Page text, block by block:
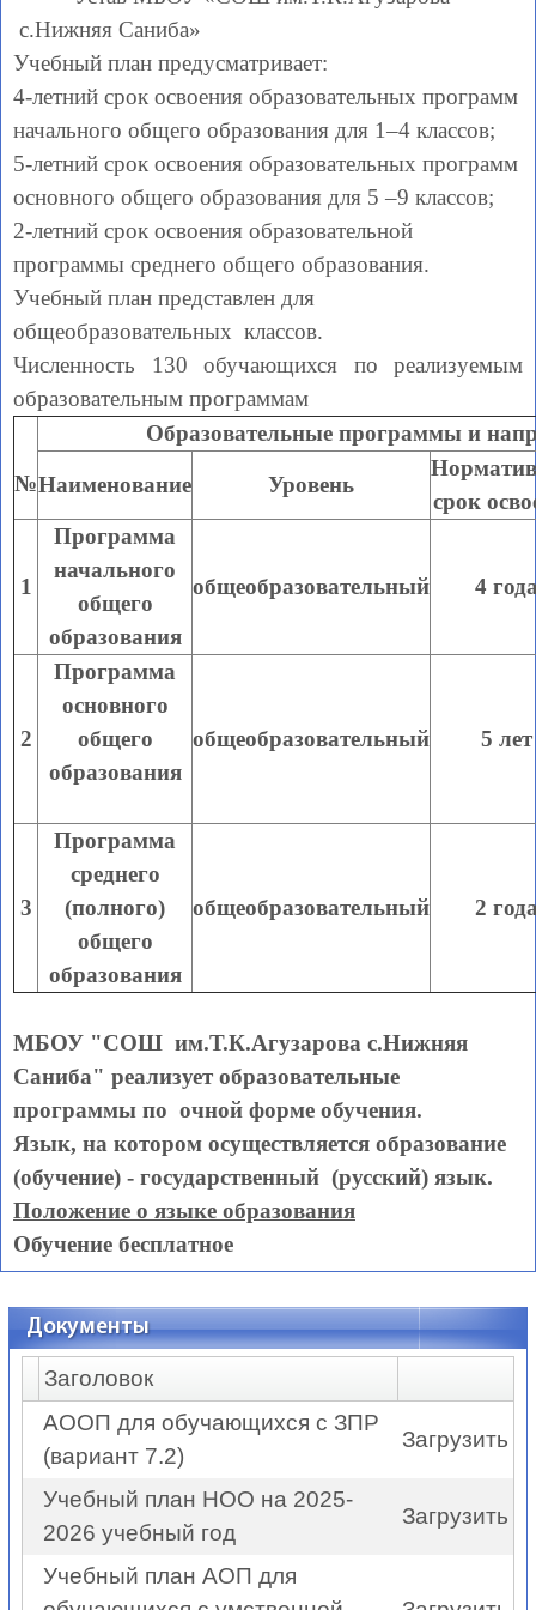
с.Нижняя Саниба»
Учебный план предусматривает:
4-летний срок освоения образовательных программ
начального общего образования для 1–4 классов;
5-летний срок освоения образовательных программ
основного общего образования для 5 –9 классов;
2-летний срок освоения образовательной
программы среднего общего образования.
Учебный план представлен для
общеобразовательных классов.
Численность 130 обучающихся по реализуемым
образовательным программам
№
Образовательные программы и
Наименование Уровень
срок
1
Программа
начального
общего
образования
общеобразовательный 4
2
Программа
основного
общего
образования
общеобразовательный 5 лет
3
Программа
среднего
(полного)
общего
образования
общеобразовательный 2
МБОУ "СОШ им.Т.К.Агузарова с.Нижняя
Саниба" реализует образовательные
программы по очной форме обучения.
Язык, на котором осуществляется образование
(обучение) - государственный (русский) язык.
Положение о языке образования
Обучение бесплатное
Документы
Заголовок
АООП для обучающихся с ЗПР
(вариант 7.2)
Загрузить
Учебный план НОО на 2025-
2026 учебный год
Загрузить
Учебный план АОП для